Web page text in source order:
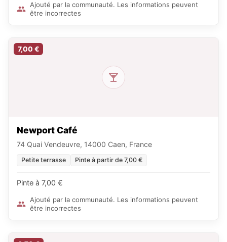
Ajouté par la communauté. Les informations peuvent
être incorrectes
7,00 €
Newport Café
74 Quai Vendeuvre, 14000 Caen, France
Petite terrasse Pinte à partir de 7,00 €
Pinte à 7,00 €
Ajouté par la communauté. Les informations peuvent
être incorrectes